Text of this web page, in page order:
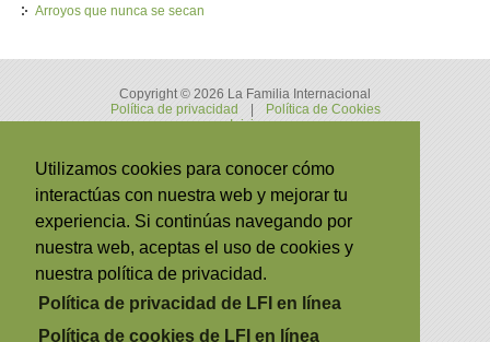
Arroyos que nunca se secan
Copyright © 2026 La Familia Internacional
Política de privacidad
Política de Cookies
Inicio
OTROS TEMAS
La Biblia
Teología cristiana
Compartir las Buenas
Utilizamos cookies para conocer cómo
interactúas con nuestra web y mejorar tu
experiencia. Si continúas navegando por
nuestra web, aceptas el uso de cookies y
nuestra política de privacidad.
Política de privacidad de LFI en línea
Política de cookies de LFI en línea